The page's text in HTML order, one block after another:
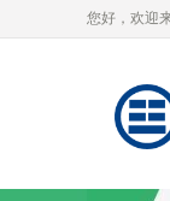
您好，欢迎